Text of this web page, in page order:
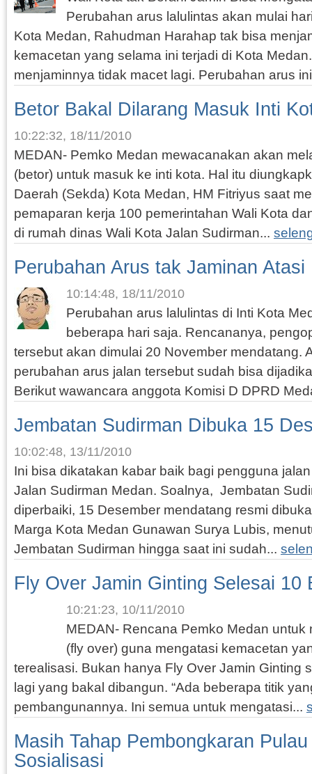
Perubahan arus lalulintas akan mulai
Kota Medan, Rahudman Harahap tak bisa
kemacetan yang selama ini terjadi di Kota
menjaminnya tidak macet lagi. Perubahan arus
Betor Bakal Dilarang Masuk Inti
10:22:32, 18/11/2010
MEDAN- Pemko Medan mewacanakan akan
(betor) untuk masuk ke inti kota. Hal itu
Daerah (Sekda) Kota Medan, HM Fitriyus saat
pemaparan kerja 100 pemerintahan Wali Kota
di rumah dinas Wali Kota Jalan Sudirman...
Perubahan Arus tak Jaminan Atasi
10:14:48, 18/11/2010
Perubahan arus lalulintas di Inti Kota
beberapa hari saja. Rencananya,
tersebut akan dimulai 20 November mendatang.
perubahan arus jalan tersebut sudah bisa
Berikut wawancara anggota Komisi D DPRD
Jembatan Sudirman Dibuka 15
10:02:48, 13/11/2010
Ini bisa dikatakan kabar baik bagi pengguna
Jalan Sudirman Medan. Soalnya, Jembatan
diperbaiki, 15 Desember mendatang resmi
Marga Kota Medan Gunawan Surya Lubis,
Jembatan Sudirman hingga saat ini sudah...
Fly Over Jamin Ginting Selesai 10
10:21:23, 10/11/2010
MEDAN- Rencana Pemko Medan untuk
(fly over) guna mengatasi kemacetan
terealisasi. Bukan hanya Fly Over Jamin Ginting
lagi yang bakal dibangun. “Ada beberapa titik
pembangunannya. Ini semua untuk mengatasi...
Masih Tahap Pembongkaran
Sosialisasi